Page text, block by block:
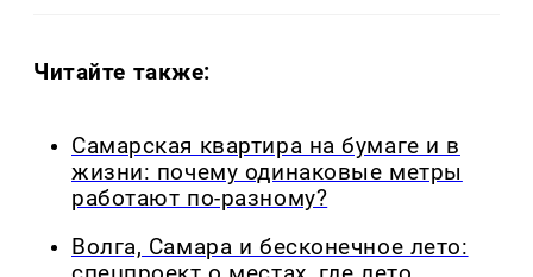
Читайте также:
Самарская квартира на бумаге и в
жизни: почему одинаковые метры
работают по-разному?
Волга, Самара и бесконечное лето: